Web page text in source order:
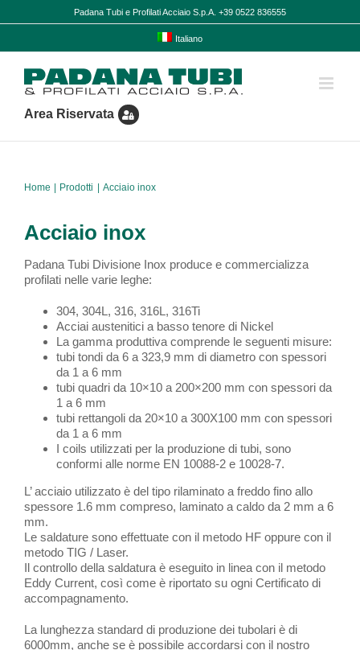
al
Padana Tubi e Profilati Acciaio S.p.A. +39 0522 836555
Italiano
Area Riservata
Home Prodotti Acciaio inox
Acciaio inox
Padana Tubi Divisione Inox produce e commercializza
profilati nelle varie leghe:
304, 304L, 316, 316L, 316Ti
Acciai austenitici a basso tenore di Nickel
La gamma produttiva comprende le seguenti misure:
tubi tondi da 6 a 323,9 mm di diametro con spessori
da 1 a 6 mm
tubi quadri da 10×10 a 200×200 mm con spessori da
1 a 6 mm
tubi rettangoli da 20×10 a 300X100 mm con spessori
da 1 a 6 mm
I coils utilizzati per la produzione di tubi, sono
conformi alle norme EN 10088-2 e 10028-7.
L’ acciaio utilizzato è del tipo rilaminato a freddo fino allo
spessore 1.6 mm compreso, laminato a caldo da 2 mm a 6
mm.
Le saldature sono effettuate con il metodo HF oppure con il
metodo TIG / Laser.
Il controllo della saldatura è eseguito in linea con il metodo
Eddy Current, così come è riportato su ogni Certificato di
accompagnamento.
La lunghezza standard di produzione dei tubolari è di
6000mm, anche se è possibile accordarsi con il nostro